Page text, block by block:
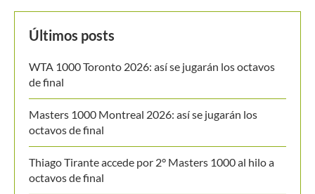
Últimos posts
WTA 1000 Toronto 2026: así se jugarán los octavos
de final
Masters 1000 Montreal 2026: así se jugarán los
octavos de final
Thiago Tirante accede por 2° Masters 1000 al hilo a
octavos de final